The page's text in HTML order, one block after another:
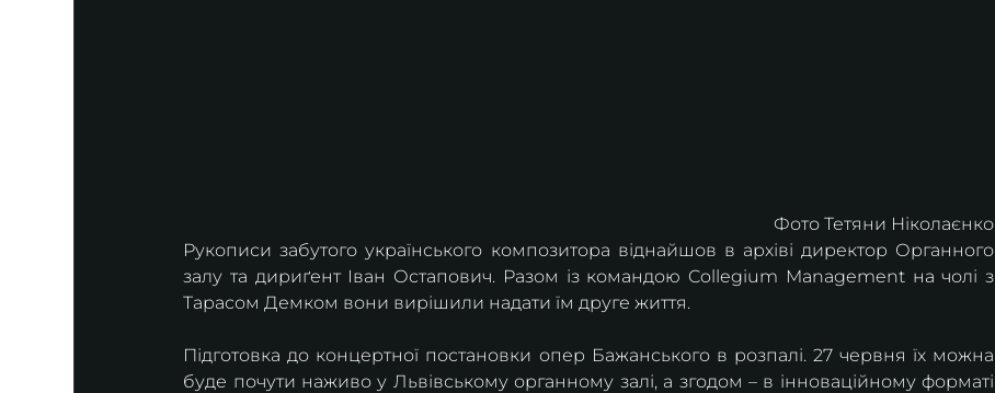
Фото Тетяни Ніколаєнко
Рукописи забутого українського композитора віднайшов в архіві директор Органного
залу та дириґент Іван Остапович. Разом із командою Collegium Management на чолі з
Тарасом Демком вони вирішили надати їм друге життя.
Підготовка до концертної постановки опер Бажанського в розпалі. 27 червня їх можна
буде почути наживо у Львівському органному залі, а згодом – в інноваційному форматі